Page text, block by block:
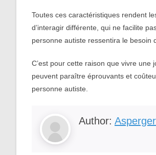
Toutes ces caractéristiques rendent
d’interagir différente, qui ne facilite
personne autiste ressentira le besoin
C’est pour cette raison que vivre
peuvent paraître éprouvants et
personne autiste.
Author: